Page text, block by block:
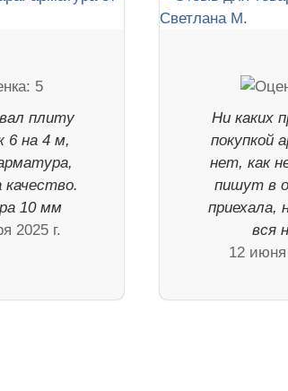
плиту
6 на 4 м,
качество.
10 мм
2025 г.
Ни каких
покупкой
нет, как
пишут в
приехала,
вся
12 июня